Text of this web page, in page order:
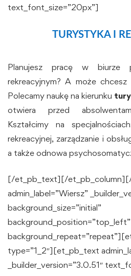
text_font_size=”20px”]
TURYSTYKA I
Planujesz pracę w biurze
rekreacyjnym? A może chcesz
Polecamy naukę na kierunku
otwiera przed
Kształcimy na
rekreacyjnej, zarządzanie i
a także odnowa
[/et_pb_text][/
admin_label=”Wiersz”
background_size=”initial”
background_position=”top_left”
type=”1_2″][et_pb_text
_builder_version=”3.0.51″